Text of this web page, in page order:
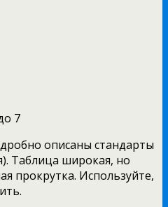
7
описаны стандарты
Таблица широкая, но
прокрутка. Используйте,